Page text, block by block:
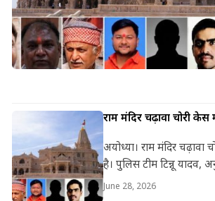
राम मंदिर चढ़ावा चोरी
अयोध्या। राम मंदिर
है। पुलिस टीम टिन्नू यादव,
June 28, 2026